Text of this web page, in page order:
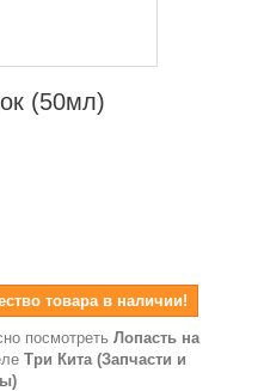
(50мл)
товара в наличии!
посмотреть Лопасть на
Три Кита (Запчасти и